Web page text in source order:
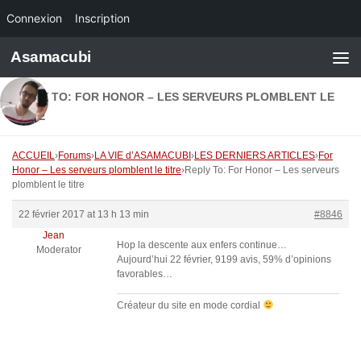
Connexion Inscription
Skip to content
Asamacubi
REPLY TO: FOR HONOR – LES SERVEURS PLOMBLENT LE
TITRE
ACCUEIL›Forums›LA VIE d’ASAMACUBI ›LES DERNIERS ARTICLES›For
Honor – Les serveurs plomblent le titre›Reply To: For Honor – Les serveurs
plomblent le titre
22 février 2017 at 13 h 13 min
#8846
Jean
Moderator
Hop la descente aux enfers continue…
Aujourd’hui 22 février, 9199 avis, 59% d’opinions
favorables…
Créateur du site en mode cordial